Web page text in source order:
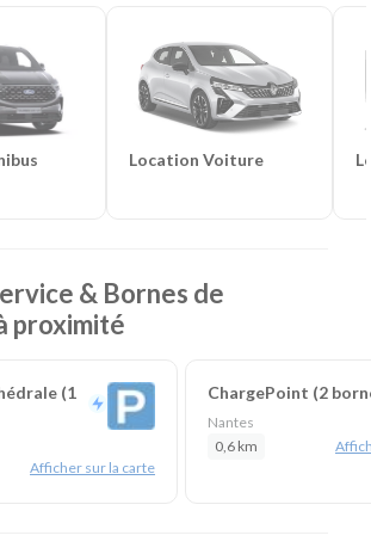
- Véhicules de société-Camions de
de vélos :
Vélos cargo longtail
Location Voiture
& Bornes de
proximité
(1
Afficher sur la carte
ChargePoint (2
Nantes
0,6 km